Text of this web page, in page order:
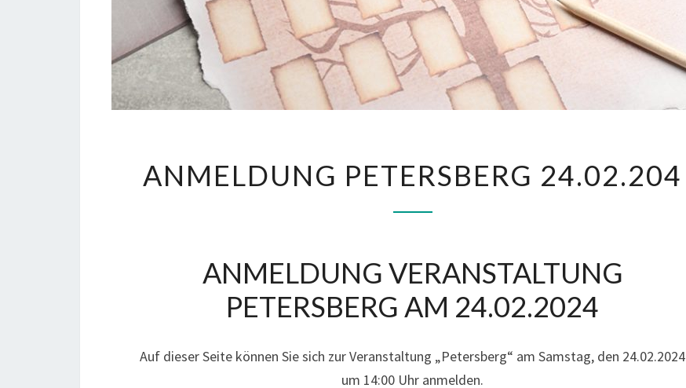
N
D
U
N
P
ANMELDUNG PETERSBERG 24.02.204
ANMELDUNG VERANSTALTUNG
PETERSBERG AM 24.02.2024
Auf dieser Seite können Sie sich zur Veranstaltung „Petersberg“ am Samstag, den 24.02.2024
um 14:00 Uhr anmelden.